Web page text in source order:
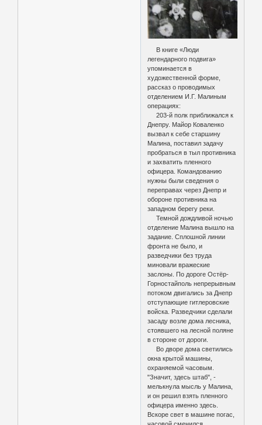
В книге «Люди
легендарного подвига»
упоминается в
художественной форме,
рассказ о проводимых
отделением И.Г. Малиным
операциях:
203-й полк приближался к
Днепру. Майор Коваленко
вызвал к себе старшину
Малина, поставил задачу
пробраться в тыл противника
и захватить пленного
офицера. Командованию
нужны были сведения о
переправах через Днепр и
обороне противника на
западном берегу реки.
Темной дождливой ночью
отделение Малина вышло на
задание. Сплошной линии
фронта не было, и
разведчики без труда
миновали вражеские
заслоны. По дороге Остёр-
Горностайполь непрерывным
потоком двигались за Днепр
отступающие гитлеровские
войска. Разведчики сделали
засаду возле дома лесника,
стоявшего на лесной поляне
в стороне от дороги.
Во дворе дома светились
окна крытой машины,
охраняемой часовым.
"Значит, здесь штаб", -
мелькнула мысль у Малина,
и он решил взять пленного
офицера именно здесь.
Вскоре свет в машине погас,
часовой сменился.